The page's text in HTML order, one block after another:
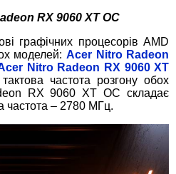
RX 9060 XT OC
графічних процесорів AMD
моделей: Acer Nitro Radeon
Nitro Radeon RX 9060 XT
частота розгону обох
RX 9060 XT OC складає
частота – 2780 МГц.